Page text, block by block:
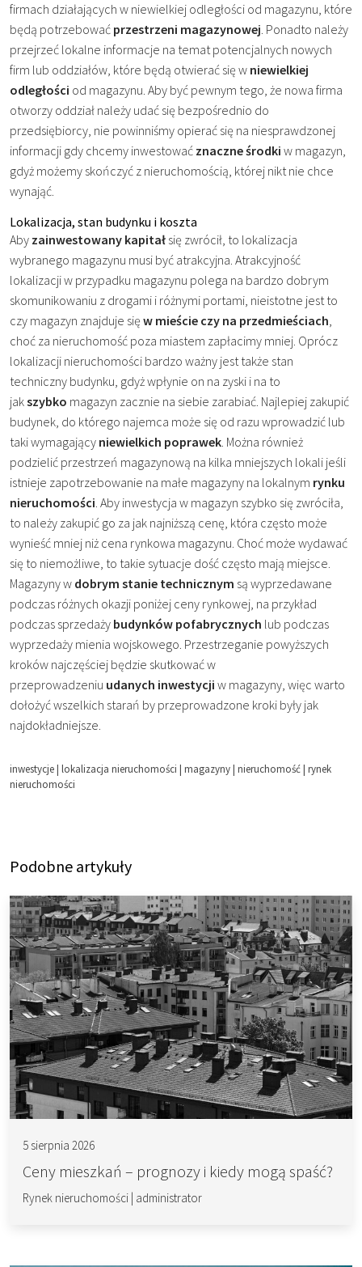
firmach działających w niewielkiej odległości od magazynu, które
będą potrzebować przestrzeni magazynowej. Ponadto należy
przejrzeć lokalne informacje na temat potencjalnych nowych
firm lub oddziałów, które będą otwierać się w niewielkiej
odległości od magazynu. Aby być pewnym tego, że nowa firma
otworzy oddział należy udać się bezpośrednio do
przedsiębiorcy, nie powinniśmy opierać się na niesprawdzonej
informacji gdy chcemy inwestować znaczne środki w magazyn,
gdyż możemy skończyć z nieruchomością, której nikt nie chce
wynająć.
Lokalizacja, stan budynku i koszta
Aby zainwestowany kapitał się zwrócił, to lokalizacja
wybranego magazynu musi być atrakcyjna. Atrakcyjność
lokalizacji w przypadku magazynu polega na bardzo dobrym
skomunikowaniu z drogami i różnymi portami, nieistotne jest to
czy magazyn znajduje się w mieście czy na przedmieściach,
choć za nieruchomość poza miastem zapłacimy mniej. Oprócz
lokalizacji nieruchomości bardzo ważny jest także stan
techniczny budynku, gdyż wpłynie on na zyski i na to
jakszybko magazyn zacznie na siebie zarabiać. Najlepiej zakupić
budynek, do którego najemca może się od razu wprowadzić lub
taki wymagający niewielkich poprawek. Można również
podzielić przestrzeń magazynową na kilka mniejszych lokali jeśli
istnieje zapotrzebowanie na małe magazyny na lokalnym rynku
nieruchomości. Aby inwestycja w magazyn szybko się zwróciła,
to należy zakupić go za jak najniższą cenę, która często może
wynieść mniej niż cena rynkowa magazynu. Choć może wydawać
się to niemożliwe, to takie sytuacje dość często mają miejsce.
Magazyny w dobrym stanie technicznym są wyprzedawane
podczas różnych okazji poniżej ceny rynkowej, na przykład
podczas sprzedaży budynków pofabrycznych lub podczas
wyprzedaży mienia wojskowego. Przestrzeganie powyższych
kroków najczęściej będzie skutkować w
przeprowadzeniu udanych inwestycji w magazyny, więc warto
dołożyć wszelkich starań by przeprowadzone kroki były jak
najdokładniejsze.
inwestycje| lokalizacja nieruchomości | magazyny| nieruchomość| rynek
nieruchomości
Podobne artykuły
5 sierpnia 2026
Ceny mieszkań – prognozy i kiedy mogą spaść?
Rynek nieruchomości| administrator